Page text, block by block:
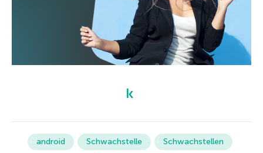
android Schwachstelle
Schwachstellen